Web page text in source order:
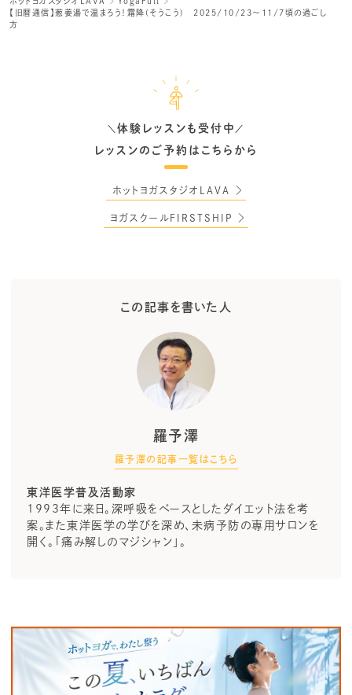
【旧暦通信】葱姜湯で温まろう！霜降(そうこう) 2025/10/23～11/7頃の過ごし
方
＼ 体験レッスンも受付中 ／
レッスンのご予約はこちらから
ホットヨガスタジオLAVA
ヨガスクールFIRSTSHIP
この記事を書いた人
羅予澤
羅予澤の記事一覧はこちら
東洋医学普及活動家
1993年に来日。深呼吸をベースとしたダイエット法を考
案。また東洋医学の学びを深め、未病予防の専用サロンを
開く。「痛み解しのマジシャン」。